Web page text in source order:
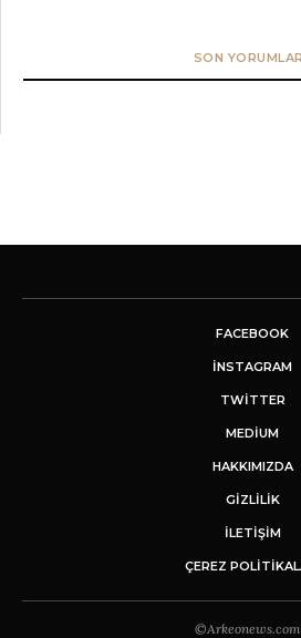
SON YORUMLAR
FACEBOOK
INSTAGRAM
TWITTER
MEDIUM
HAKKIMIZDA
GİZLİLİK
İLETIŞIM
ÇEREZ
©Arkeonews.com